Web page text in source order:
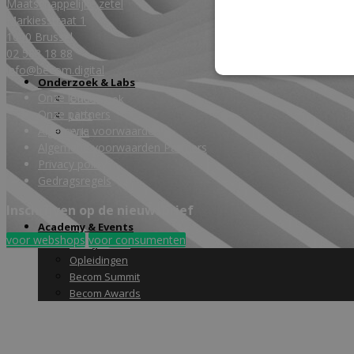
Onderzoek & Labs
Onderzoek
Wiki
Academy & Events
Friday Snack
Opleidingen
Becom Summit
Becom Awards
Maatschappelijke zetel
Markiesstraat 1
1000 Brussel
02 588 18 88
info@becom.digital
Onze leden
Onze partners
Algemene voorwaarden
Algemene voorwaarden Partners
Privacy policy
Gedragsregels
Inschrijven op de nieuwsbrief
voor webshops voor consumenten